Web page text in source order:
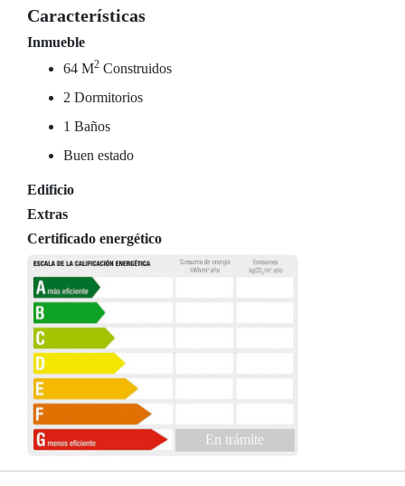
Características
Inmueble
64 M2 Construidos
2 Dormitorios
1 Baños
Buen estado
Edificio
Extras
Certificado energético
En trámite